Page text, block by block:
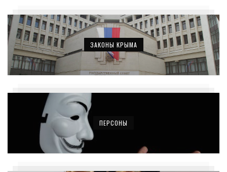
ЗАКОНЫ КРЫМА
ПЕРСОНЫ